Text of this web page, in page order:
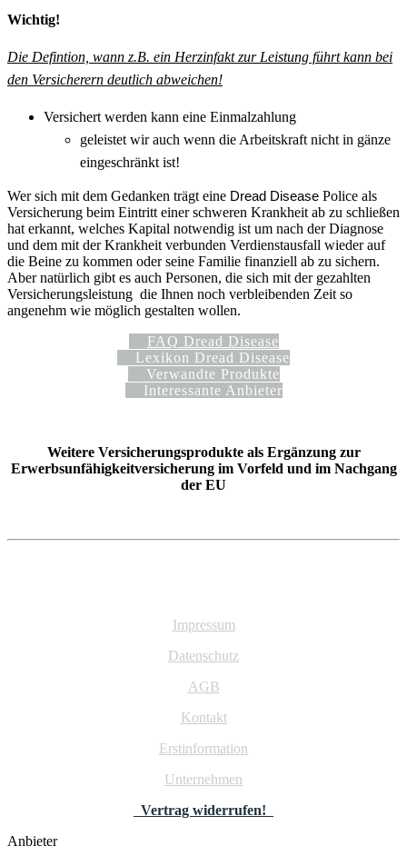
Wichtig!
Die Defintion, wann z.B. ein Herzinfakt zur Leistung führt kann bei
den Versicherern deutlich abweichen!
Versichert werden kann eine Einmalzahlung
geleistet wir auch wenn die Arbeitskraft nicht in gänze
eingeschränkt ist!
Wer sich mit dem Gedanken trägt eine Dread Disease Police als
Versicherung beim Eintritt einer schweren Krankheit ab zu schließen
hat erkannt, welches Kapital notwendig ist um nach der Diagnose
und dem mit der Krankheit verbunden Verdienstausfall wieder auf
die Beine zu kommen oder seine Familie finanziell ab zu sichern.
Aber natürlich gibt es auch Personen, die sich mit der gezahlten
Versicherungsleistung die Ihnen noch verbleibenden Zeit so
angenehm wie möglich gestalten wollen.
FAQ Dread Disease
Lexikon Dread Disease
Verwandte Produkte
Interessante Anbieter
Weitere Versicherungsprodukte als Ergänzung zur
Erwerbsunfähigkeitversicherung im Vorfeld und im Nachgang
der EU
Impressum
Datenschutz
AGB
Kontakt
Erstinformation
Unternehmen
Vertrag widerrufen!
Anbieter